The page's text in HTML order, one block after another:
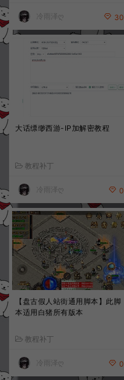
冷雨泽ღ 30
大话缥缈西游-IP加解密教程
教程补丁
冷雨泽ღ 0
【盘古假人站街通用脚本】此脚
本适用白猪所有版本
教程补丁
冷雨泽ღ 0